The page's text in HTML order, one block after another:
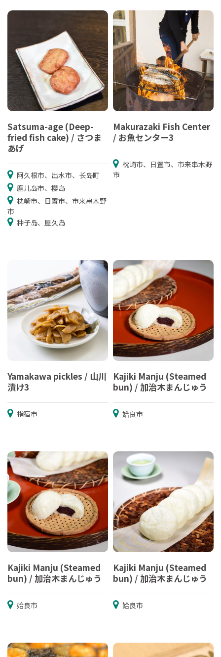
Satsuma-age (Deep-
fried fish cake) / さつま
あげ
阿久根市、出水市、长岛町
鹿儿岛市、樱岛
枕崎市、日置市、市来串木野
市
种子岛、屋久岛
Makurazaki Fish Center
/ お魚センター3
枕崎市、日置市、市来串木野
市
Yamakawa pickles / 山川
漬け3
指宿市
Kajiki Manju (Steamed
bun) / 加治木まんじゅう
姶良市
Kajiki Manju (Steamed
bun) / 加治木まんじゅう
姶良市
Kajiki Manju (Steamed
bun) / 加治木まんじゅう
姶良市